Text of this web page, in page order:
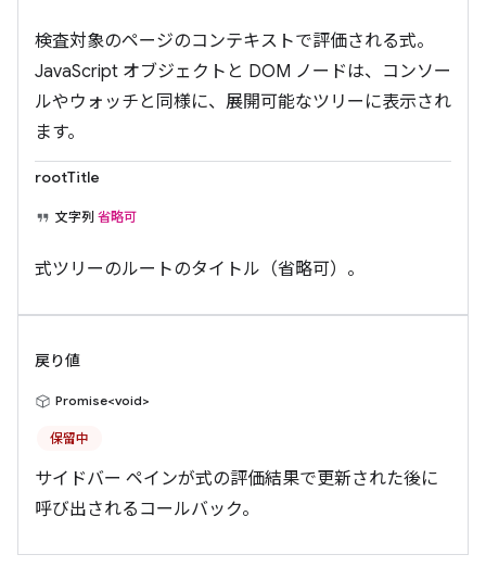
検査対象のページのコンテキストで評価される式。
JavaScript オブジェクトと DOM ノードは、コンソー
ルやウォッチと同様に、展開可能なツリーに表示され
ます。
rootTitle
文字列 省略可
式ツリーのルートのタイトル（省略可）。
戻り値
Promise<void>
保留中
サイドバー ペインが式の評価結果で更新された後に
呼び出されるコールバック。